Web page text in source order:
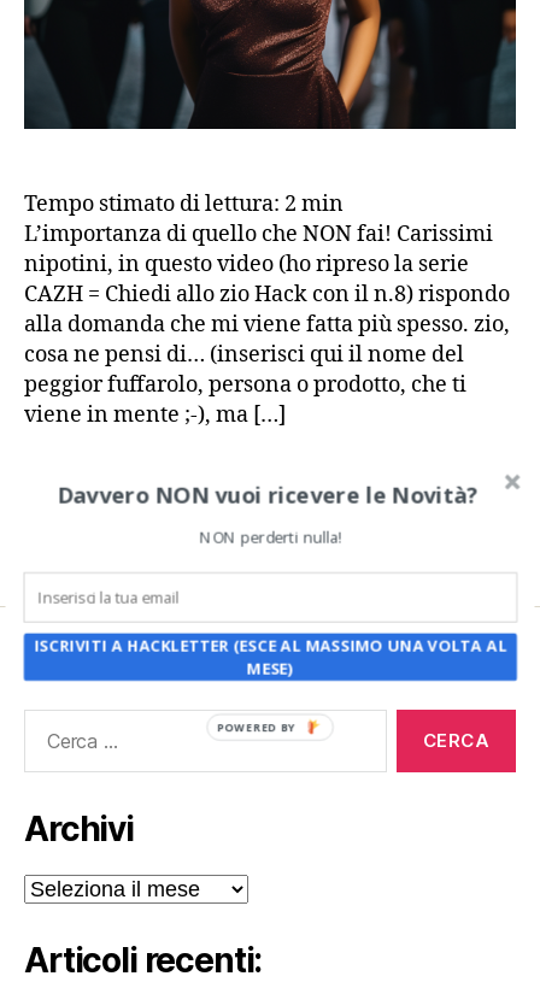
Tempo stimato di lettura: 2 min
L’importanza di quello che NON fai! Carissimi
nipotini, in questo video (ho ripreso la serie
CAZH = Chiedi allo zio Hack con il n.8) rispondo
alla domanda che mi viene fatta più spesso. zio,
cosa ne pensi di… (inserisci qui il nome del
peggior fuffarolo, persona o prodotto, che ti
viene in mente ;-), ma […]
miglioramento personale,non agire ,not to do list
sviluppo personale
CERCA
Archivi
Archivi
Articoli recenti:
Davvero NON vuoi ricevere le Novità?
NON perderti nulla!
ISCRIVITI A HACKLETTER (ESCE AL MASSIMO UNA VOLTA AL
MESE)
POWERED BY